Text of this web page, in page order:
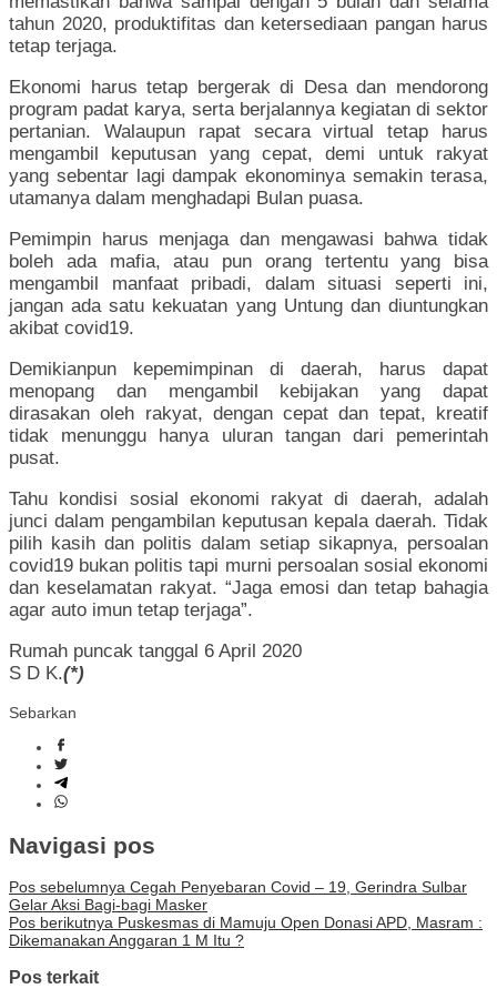
tahun 2020, produktifitas dan ketersediaan pangan harus
tetap terjaga.
Ekonomi harus tetap bergerak di Desa dan mendorong
program padat karya, serta berjalannya kegiatan di sektor
pertanian. Walaupun rapat secara virtual tetap harus
mengambil keputusan yang cepat, demi untuk rakyat
yang sebentar lagi dampak ekonominya semakin terasa,
utamanya dalam menghadapi Bulan puasa.
Pemimpin harus menjaga dan mengawasi bahwa tidak
boleh ada mafia, atau pun orang tertentu yang bisa
mengambil manfaat pribadi, dalam situasi seperti ini,
jangan ada satu kekuatan yang Untung dan diuntungkan
akibat covid19.
Demikianpun kepemimpinan di daerah, harus dapat
menopang dan mengambil kebijakan yang dapat
dirasakan oleh rakyat, dengan cepat dan tepat, kreatif
tidak menunggu hanya uluran tangan dari pemerintah
pusat.
Tahu kondisi sosial ekonomi rakyat di daerah, adalah
junci dalam pengambilan keputusan kepala daerah. Tidak
pilih kasih dan politis dalam setiap sikapnya, persoalan
covid19 bukan politis tapi murni persoalan sosial ekonomi
dan keselamatan rakyat. “Jaga emosi dan tetap bahagia
agar auto imun tetap terjaga”.
Rumah puncak tanggal 6 April 2020
S D K.(*)
Sebarkan
Navigasi pos
Pos sebelumnya Cegah Penyebaran Covid – 19, Gerindra Sulbar
Gelar Aksi Bagi-bagi Masker
Pos berikutnya Puskesmas di Mamuju Open Donasi APD, Masram :
Dikemanakan Anggaran 1 M Itu ?
Pos terkait